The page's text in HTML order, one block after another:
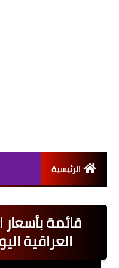
الرئيسية
قائمة
العراقية